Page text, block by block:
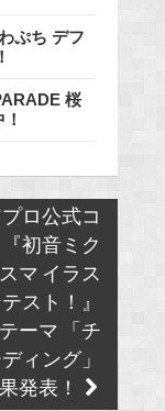
ぷち デフ
桜
プロ公式コ
初音ミク
マ イラス
テスト！』
ーマ 「チ
ィング」
発表！